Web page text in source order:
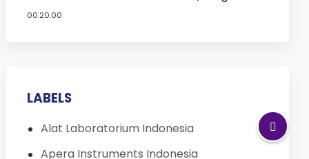
00.20.00
LABELS
Alat Laboratorium Indonesia
Apera Instruments Indonesia